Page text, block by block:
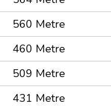
560 Metre
460 Metre
509 Metre
431 Metre